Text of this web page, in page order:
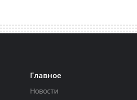
Главное
Новости